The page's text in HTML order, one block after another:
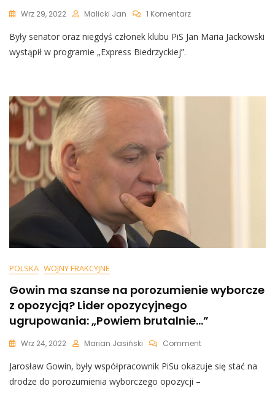
Wrz 29, 2022 Malicki Jan 1 KomentarzDo
Rząd
I
Były senator oraz niegdyś członek klubu PiS Jan Maria Jackowski
wystąpił w programie „Express Biedrzyckiej”.
POLSKA WOJNY FRAKCYJNE
Gowin ma szanse na porozumienie wyborcze
z opozycją? Lider opozycyjnego
ugrupowania: „Powiem brutalnie…”
Wrz 24, 2022 Marian Jasiński CommentOn
Ma
Jarosław Gowin, były współpracownik PiSu okazuje się stać na
drodze do porozumienia wyborczego opozycji –